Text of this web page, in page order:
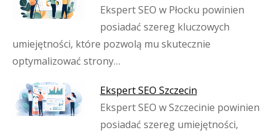
Ekspert SEO w Płocku powinien
posiadać szereg kluczowych
umiejętności, które pozwolą mu skutecznie
optymalizować strony…
Ekspert SEO Szczecin
Ekspert SEO w Szczecinie powinien
posiadać szereg umiejętności,